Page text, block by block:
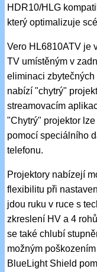
HDR10/HLG
který optimalizuje
Vero HL6810ATV je
TV umístěným v
eliminaci
nabízí "chytrý"
streamovacím
"Chytrý" projektor
pomocí speciálního
telefonu.
Projektory nabízejí
flexibilitu při
jdou ruku v ruce s
zkreslení HV a 4
se také chlubí
možným
BlueLight Shield